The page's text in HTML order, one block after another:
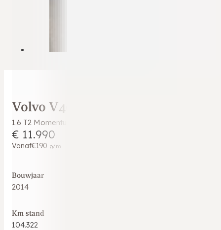
Volvo V40
1.6 T2
€ 11.990
Vanaf€190 p/m
Bouwjaar
2014
Km stand
104.322